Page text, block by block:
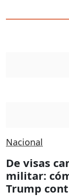
Nacional
De visas
militar:
Trump